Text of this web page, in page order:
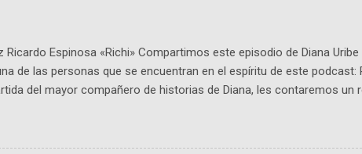
Ricardo Espinosa «Richi» Compartimos este episodio de Diana
de las personas que se encuentran en el espíritu de este podcast:
del mayor compañero de historias de Diana, les contaremos un
un personaje de gabán y sombrero que parecía sacado